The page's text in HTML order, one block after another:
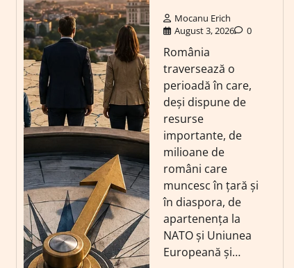
Mocanu Erich
August 3, 2026
0
România
traversează o
perioadă în care,
deși dispune de
resurse
importante, de
milioane de
români care
muncesc în țară și
în diaspora, de
apartenența la
NATO și Uniunea
Europeană și…